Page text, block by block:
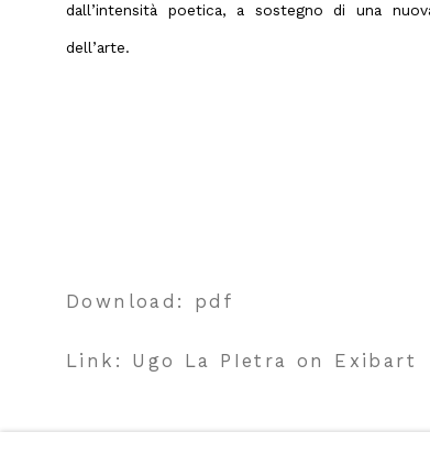
dall’intensità poetica, a sostegno di una
dell’arte.
Download: pdf
Link: Ugo La PIetra on Exibart